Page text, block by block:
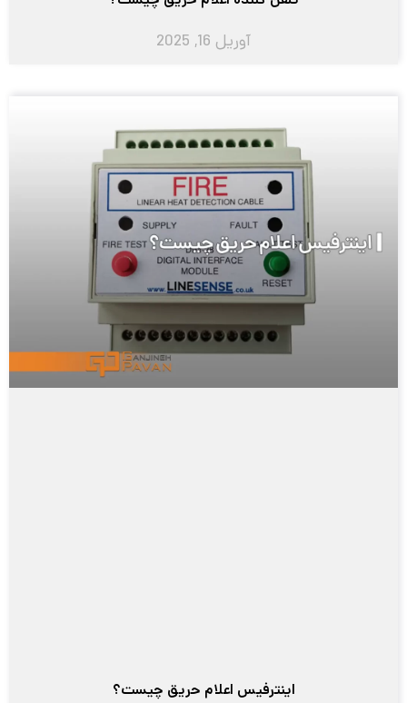
آوریل 16, 2025
اینترفیس اعلام حریق چیست؟